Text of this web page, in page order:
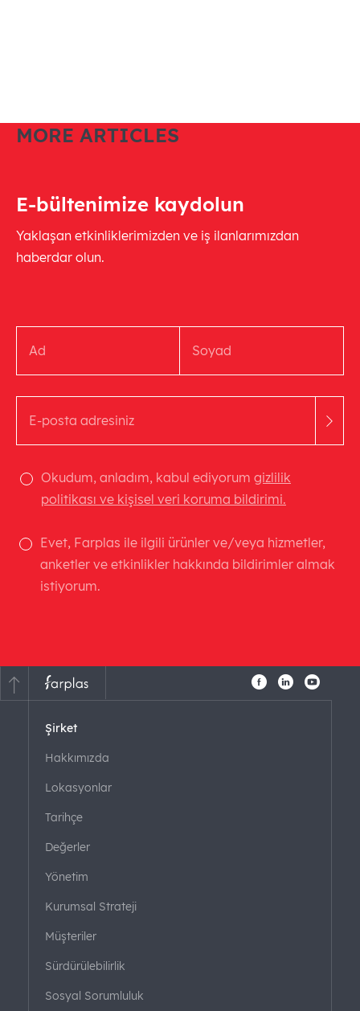
MORE ARTICLES
E-bültenimize kaydolun
Yaklaşan etkinliklerimizden ve iş ilanlarımızdan
haberdar olun.
Okudum, anladım, kabul ediyorum gizlilik
politikası ve kişisel veri koruma bildirimi.
Evet, Farplas ile ilgili ürünler ve/veya hizmetler,
anketler ve etkinlikler hakkında bildirimler almak
istiyorum.
Şirket
Hakkımızda
Lokasyonlar
Tarihçe
Değerler
Yönetim
Kurumsal Strateji
Müşteriler
Sürdürülebilirlik
Sosyal Sorumluluk